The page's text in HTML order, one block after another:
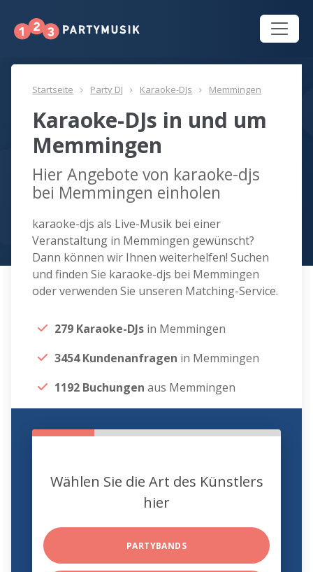
Startseite Party DJ Karaoke-DJs Memmingen
Karaoke-DJs in und um
Memmingen
Hier Angebote von karaoke-djs
bei Memmingen einholen
karaoke-djs als Live-Musik bei einer
Veranstaltung in Memmingen gewünscht?
Dann können wir Ihnen weiterhelfen! Suchen
und finden Sie karaoke-djs bei Memmingen
oder verwenden Sie unseren Matching-Service.
279 Karaoke-DJs in Memmingen
3454 Kundenanfragen in Memmingen
1192 Buchungen aus Memmingen
Wählen Sie die Art des Künstlers
hier
PARTYBANDS